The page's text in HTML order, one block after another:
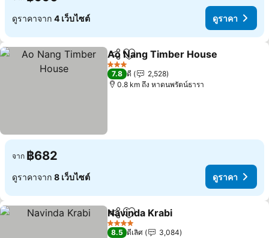
ดูราคาจาก 4 เว็บไซต์ ดูราคา
แชร์ เพิ่มในรายการโปรด
Ao Nang Timber House
3 ดาว
7.8 ดี
2,528
0.8 km ถึง หาดนพรัตน์ธารา
จาก ฿682
ดูราคาจาก 8 เว็บไซต์ ดูราคา
แชร์ เพิ่มในรายการโปรด
Navinda Krabi
4 ดาว
8.5 ดีเลิศ
3,084